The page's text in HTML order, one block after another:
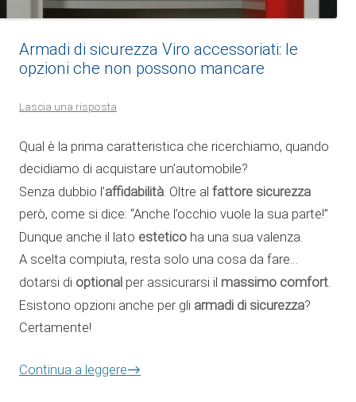
Armadi di sicurezza Viro accessoriati: le
opzioni che non possono mancare
Lascia una risposta
Qual è la prima caratteristica che ricerchiamo, quando
decidiamo di acquistare un’automobile?
Senza dubbio l’affidabilità . Oltre al fattore sicurezza
però, come si dice: “Anche l’occhio vuole la sua parte!”
Dunque anche il lato estetico ha una sua valenza.
A scelta compiuta, resta solo una cosa da fare…
dotarsi di optional per assicurarsi il massimo comfort
Esistono opzioni anche per gli armadi di sicurezza?
Certamente!
Continua a leggere→